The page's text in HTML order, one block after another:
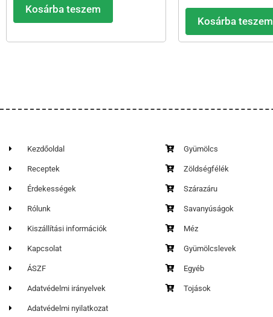
Kosárba teszem
Kosárba teszem
Kezdőoldal
Receptek
Érdekességek
Rólunk
Kiszállítási információk
Kapcsolat
ÁSZF
Adatvédelmi irányelvek
Adatvédelmi nyilatkozat
Gyümölcs
Zöldségfélék
Szárazáru
Savanyúságok
Méz
Gyümölcslevek
Egyéb
Tojások